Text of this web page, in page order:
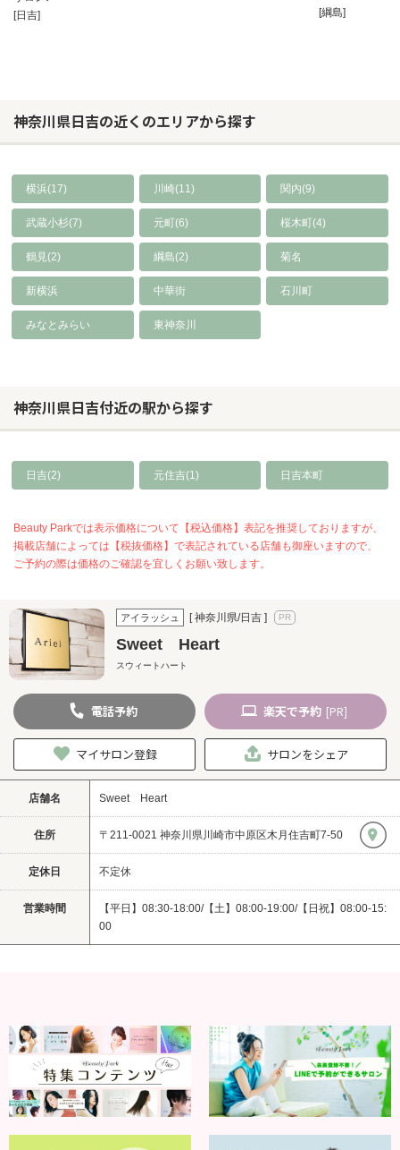
[日吉]
[綱島]
神奈川県日吉の近くのエリアから探す
横浜(17) 川崎(11) 関内(9)
武蔵小杉(7) 元町(6) 桜木町(4)
鶴見(2) 綱島(2) 菊名
新横浜 中華街 石川町
みなとみらい 東神奈川
神奈川県日吉付近の駅から探す
日吉(2) 元住吉(1) 日吉本町
Beauty Parkでは表示価格について【税込価格】表記を推奨しておりますが、
掲載店舗によっては【税抜価格】で表記されている店舗も御座いますので、
ご予約の際は価格のご確認を宜しくお願い致します。
アイラッシュ [ 神奈川県/日吉 ]
Sweet Heart
スウィートハート
電話予約 楽天で予約 [PR]
マイサロン登録 サロンをシェア
店舗名 Sweet Heart
住所 〒211-0021 神奈川県川崎市中原区木月住吉町7-50
定休日 不定休
営業時間
【平日】08:30-18:00/【土】08:00-19:00/【日祝】08:00-15:
00